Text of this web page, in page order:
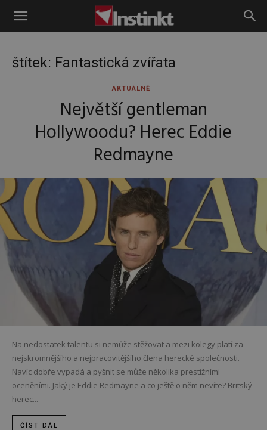
Instinkt
štítek: Fantastická zvířata
AKTUÁLNĚ
Největší gentleman
Hollywoodu? Herec Eddie
Redmayne
Na nedostatek talentu si nemůže stěžovat a mezi kolegy platí za
nejskromnějšího a nejpracovitějšího člena herecké společnosti.
Navíc dobře vypadá a pyšnit se může několika prestižními
oceněními. Jaký je Eddie Redmayne a co ještě o něm nevíte? Britský
herec...
ČÍST DÁL